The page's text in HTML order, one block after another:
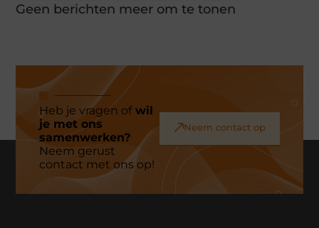
Geen berichten meer om te tonen
Heb je vragen ofwil
je met ons
samenwerken?
Neem gerust
contact met ons op!
Neem contact op